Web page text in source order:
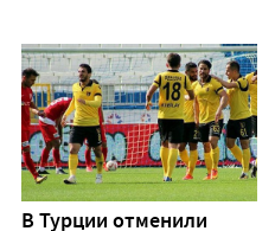
В Турции отменили